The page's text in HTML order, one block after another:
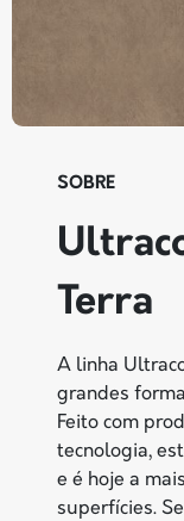
SOBRE
Terra
A linha
grandes
Feito com
tecnologia,
e é hoje a
superfícies.